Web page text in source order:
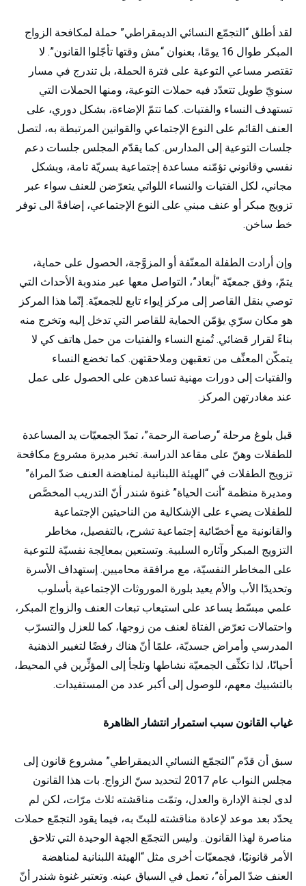
لقد أطلق “التجمّع النسائي الديمقراطي” حملة لمكافحة الزواج
المبكر طوال 16 يومًا، بعنوان “مش وقتها تأجّلوا القانون”. لا
تقتصر مساعي التوعية على فترة الحملة، بل تندرج في مسار
سنويّ طويل تتعدّد فيه حملات التوعية، ومنها الحملات التي
تستهدف النساء والفتيات. كما تتمّ الإضاءة، بشكل دوري، على
العنف القائم على النوع الإجتماعي والقوانين المرتبطة به، لتصل
جلسات التوعية إلى المدارس. كما يقدّم المجلس جلسات دعم
نفسي وقانوني تؤمّنه مساعدة إجتماعية بسريّة تامة، وبشكل
مجاني، لكل الفتيات والنساء اللواتي يتعرّضن للعنف سواء عبر
تزويج مبكر أو عنف مبني على النوع الإجتماعي، إضافةً الى توفر
خط ساخن.
وإن أرادت الطفلة المعنّفة أو المزوَّجة، الحصول على حماية،
يتمّ، وفق جمعيّة “أبعاد”، التواصل معها عبر مندوبة الأحداث التي
توصي بنقل القاصر إلى مركز إيواء تابع للجمعيّة. إنّما هذا المركز
هو مكان سرّي يؤمّن الحماية للقاصر التي تدخل إليه وتخرج منه
بناءً لقرار قضائي. تُمنع النساء والفتيات من حمل هاتف كي لا
يتمكّن المعنِّف من تعقبهن وملاحقتهن. كما تخضع النساء
والفتيات إلى دورات مهنية تساعدهن على الحصول على عمل
عند مغادرتهن المركز.
قبل بلوغ مرحلة “رصاصة الرحمة”، تمدّ الجمعيّات يد المساعدة
للطفلات وهنّ على مقاعد الدراسة. تخبر مديرة مشروع مكافحة
تزويج الطفلات في “الهيئة اللبنانية لمناهضة العنف ضدّ المراة”
ومديرة منظمة “أنت الحياة” غنوة شندر أنّ التدريب المخصَّص
للطفلات يضيء على الإشكالية من الناحيتين الإجتماعية
والقانونية مع أخصّائية إجتماعية تشرح، بالتفصيل، مخاطر
التزويج المبكر وآثاره السلبية. وتستعين بمعالِجة نفسيّة للتوعية
على المخاطر النفسيّة، مع مرافقة محاميين. إستهداف الأسرة
وتحديدًا الأب والأم يعيد بلورة الموروثات الإجتماعية بأسلوب
علمي مبسّط يساعد على استيعاب تبعات العنف والزواج المبكر،
واحتمالات تعرّض الفتاة لعنف من زوجها، كما للعزل والتسرّب
المدرسي وأمراض جسديّة، علمًا أنّ هناك رفضًا لتغيير الذهنية
أحيانًا، لذا تكثِّف الجمعيّة نشاطها وتلجأ إلى المؤثِّرين في المحيط،
بالتشبيك معهم، للوصول إلى أكبر عدد من المستفيدات.
غياب القانون سبب استمرار انتشار الظاهرة
سبق أن قدّم “التجمّع النسائي الديمقراطي” مشروع قانون إلى
مجلس النواب عام 2017 لتحديد سنّ الزواج. بات هذا القانون
لدى لجنة الإدارة والعدل، وتمّت مناقشته ثلاث مرّات، لكن لم
يحدّد بعد موعد لإعادة مناقشته للبتّ به، فيما يقود التجمّع حملات
مناصرة لهذا القانون.. وليس التجمّع الجهة الوحيدة التي تلاحق
الأمر قانونيًا، فجمعيّات أخرى مثل “الهيئة اللبنانية لمناهضة
العنف ضدّ المرأة”، تعمل في السياق عينه. وتعتبر غنوة شندر أنّ